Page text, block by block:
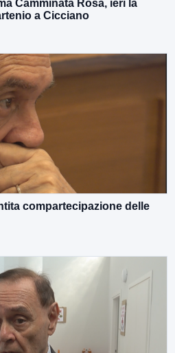
Camminata Rosa, ieri la
a Cicciano
compartecipazione delle